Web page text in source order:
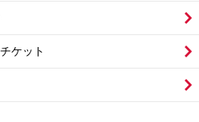
ケット